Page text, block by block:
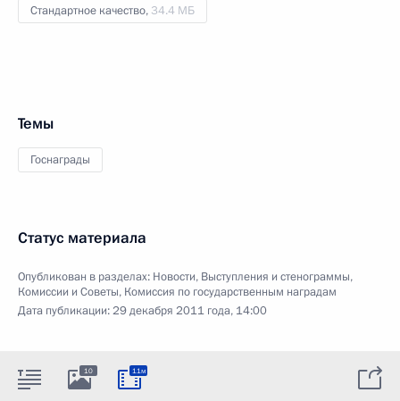
Стандартное качество, 34.4 МБ
Темы
Госнаграды
Статус материала
Опубликован в разделах: Новости, Выступления и стенограммы,
Комиссии и Советы, Комиссия по государственным наградам
Дата публикации:29 декабря 2011 года, 14:00
10 11м